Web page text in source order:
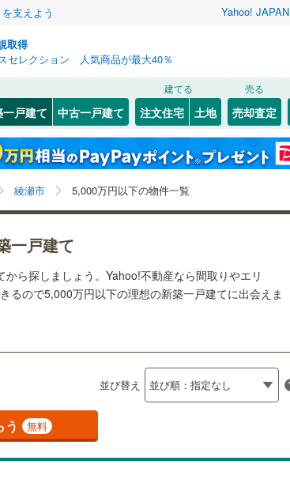
支えよう Yahoo! JAPAN
取得
セレクション 人気商品が最大40％
戸建て 中古一戸建て
建てる
注文住宅 土地
売る
売却査定
綾瀬市 5,000万円以下の物件一覧
一戸建て
ら探しましょう。Yahoo!不動産なら間取りやエリ
るので5,000万円以下の理想の新築一戸建てに出会えま
並び替え
う 無料
宮城 秋田 山形
埼玉 千葉
静岡 三重
岡山 広島 山口
高知
長崎
幸区(9)
多摩区(21)
南区(61)
金沢区(47)
青葉区(14)
小園(16)
寺尾北(1)
寺尾台(2)
落合南(5)
宮～逗子）
湘南新宿ライン（前橋～小田原）
(0 )
鶴見線(0 )
(0) 京浜東北線(0)
ライン(9) 横浜市営地下鉄グリーンライン
東急東横線(0)
東急目黒線(0
オール電化（4）
） ビルトインガレージ（12）
ーホン
防犯カメラ （
当たり
角地（41）
検索条件を保存しました
条件の新着物件通知は、 マイページから設定できます。
保存した条件を見る
奈川県、綾瀬市、5,000万円、建築条件付き土地を含
む、間取り未定を含む
検索条件を保存する
閉じる お気に入りリストを見る
閉じる
閉じる お気に入りリストを見る
閉じる